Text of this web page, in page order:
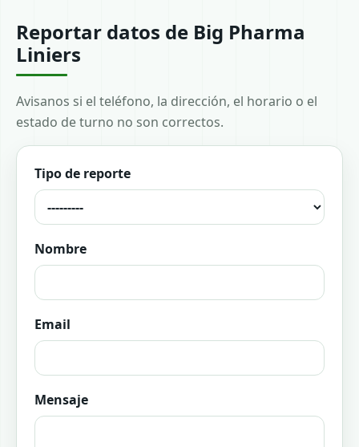
Reportar datos de Big Pharma
Liniers
Avisanos si el teléfono, la dirección, el horario o el
estado de turno no son correctos.
Tipo de reporte
Nombre
Email
Mensaje